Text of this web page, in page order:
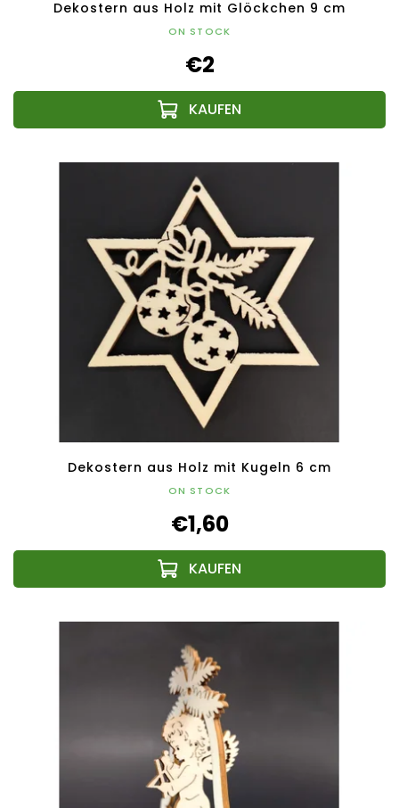
Dekostern aus Holz mit Glöckchen 9 cm
ON STOCK
€2
Dekostern aus Holz mit Kugeln 6 cm
ON STOCK
€1,60